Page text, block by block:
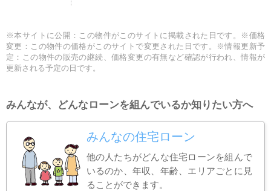
※本サイトに公開：この物件がこのサイトに掲載された日です。※価格
変更：この物件の価格がこのサイトで変更された日です。※情報更新予
定：この物件の販売の継続、価格変更の有無など確認が行われ、情報が
更新される予定の日です。
みんなが、どんなローンを組んでいるか知りたい方へ
みんなの住宅ローン
他の人たちがどんな住宅ローンを組んで
いるのか、年収、年齢、エリアごとに見
ることができます。